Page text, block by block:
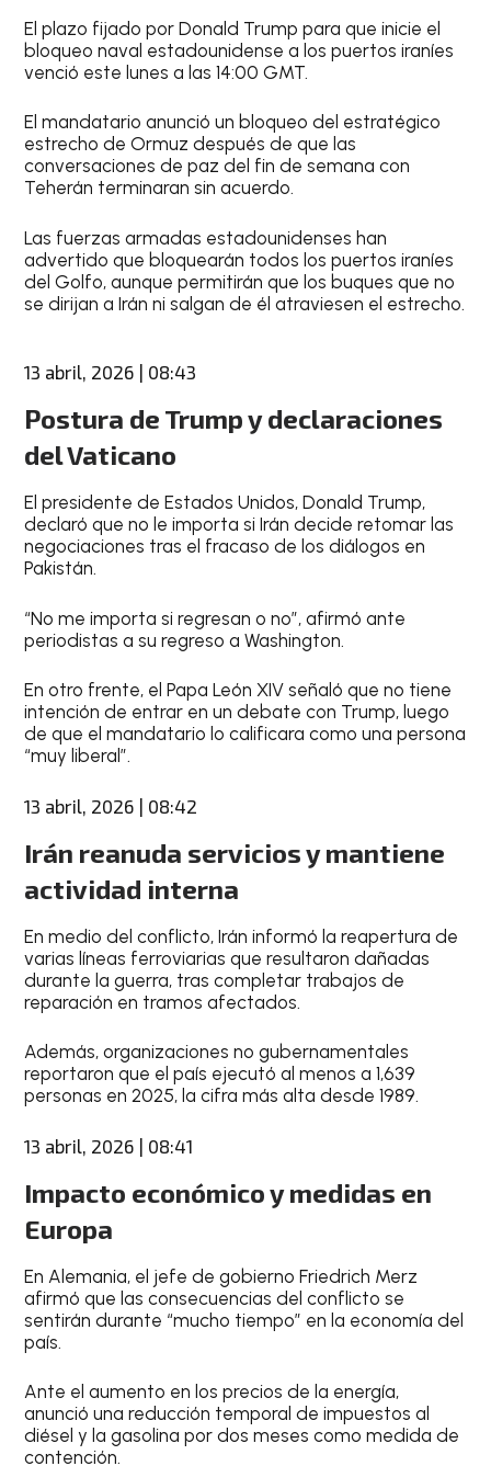
El plazo fijado por Donald Trump para que inicie el
bloqueo naval estadounidense a los puertos iraníes
venció este lunes a las 14:00 GMT.
El mandatario anunció un bloqueo del estratégico
estrecho de Ormuz después de que las
conversaciones de paz del fin de semana con
Teherán terminaran sin acuerdo.
Las fuerzas armadas estadounidenses han
advertido que bloquearán todos los puertos iraníes
del Golfo, aunque permitirán que los buques que no
se dirijan a Irán ni salgan de él atraviesen el estrecho.
13 abril, 2026 | 08:43
Postura de Trump y declaraciones
del Vaticano
El presidente de Estados Unidos, Donald Trump,
declaró que no le importa si Irán decide retomar las
negociaciones tras el fracaso de los diálogos en
Pakistán.
“No me importa si regresan o no”, afirmó ante
periodistas a su regreso a Washington.
En otro frente, el Papa León XIV señaló que no tiene
intención de entrar en un debate con Trump, luego
de que el mandatario lo calificara como una persona
“muy liberal”.
13 abril, 2026 | 08:42
Irán reanuda servicios y mantiene
actividad interna
En medio del conflicto, Irán informó la reapertura de
varias líneas ferroviarias que resultaron dañadas
durante la guerra, tras completar trabajos de
reparación en tramos afectados.
Además, organizaciones no gubernamentales
reportaron que el país ejecutó al menos a 1,639
personas en 2025, la cifra más alta desde 1989.
13 abril, 2026 | 08:41
Impacto económico y medidas en
Europa
En Alemania, el jefe de gobierno Friedrich Merz
afirmó que las consecuencias del conflicto se
sentirán durante “mucho tiempo” en la economía del
país.
Ante el aumento en los precios de la energía,
anunció una reducción temporal de impuestos al
diésel y la gasolina por dos meses como medida de
contención.